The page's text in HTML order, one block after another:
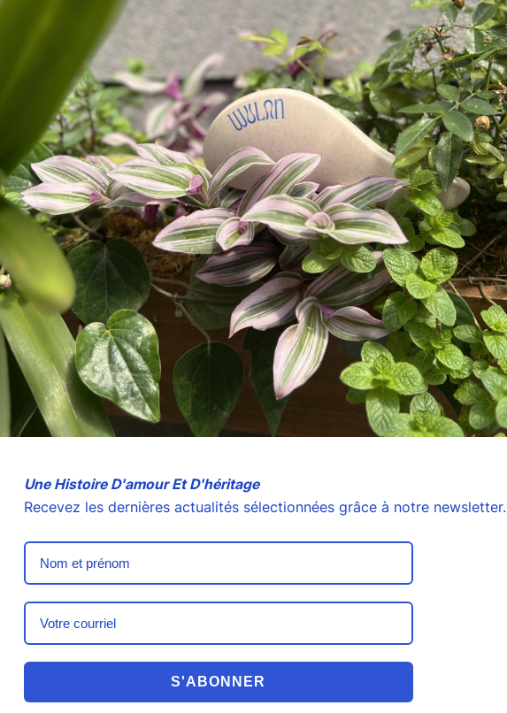
Une Histoire D'amour Et D'héritage
Recevez les dernières actualités sélectionnées grâce à notre newsletter.